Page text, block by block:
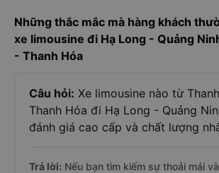
Những thắc mắc mà hàng khách
xe limousine đi Hạ Long - Quảng
- Thanh Hóa
Câu hỏi: Xe limousine nào từ
Thanh Hóa đi Hạ Long - Quảng
đánh giá cao cấp và chất lượng
Trả lời: Nếu bạn tìm kiếm sự thoải mái